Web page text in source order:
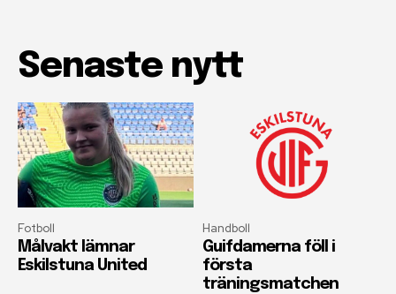
Senaste nytt
Fotboll
Målvakt lämnar
Eskilstuna United
Handboll
Guifdamerna föll i
första
träningsmatchen